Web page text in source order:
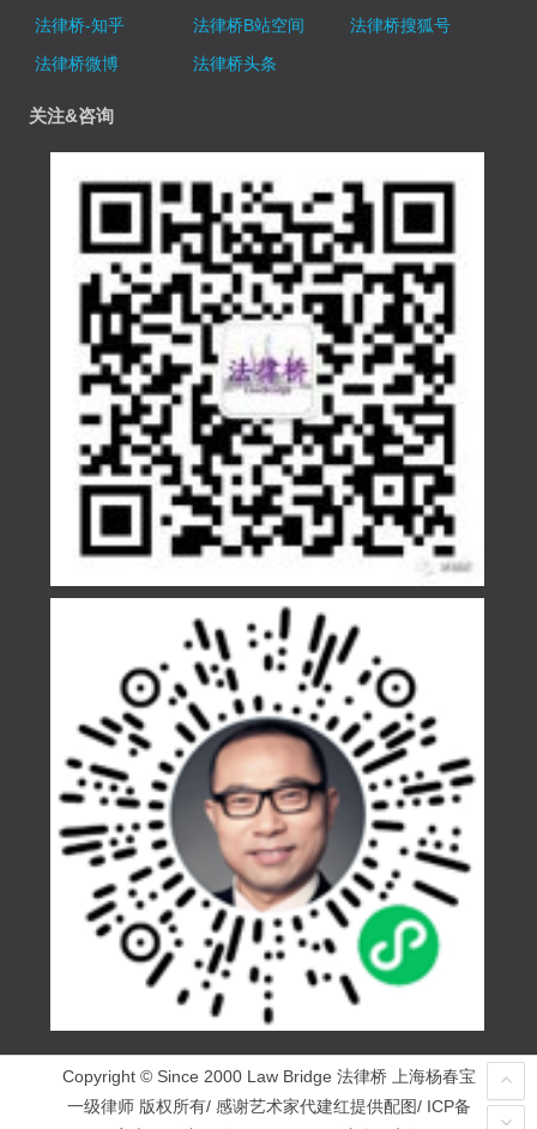
法律桥-知乎
法律桥B站空间
法律桥搜狐号
法律桥微博
法律桥头条
关注&咨询
Copyright © Since 2000 Law Bridge 法律桥 上海杨春宝
一级律师 版权所有/ 感谢艺术家代建红提供配图/ ICP备